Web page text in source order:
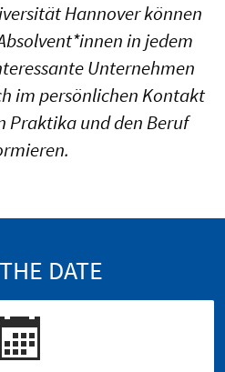
Hannover können
in jedem
Unternehmen
im persönlichen Kontakt
Praktika und den Beruf
DATE